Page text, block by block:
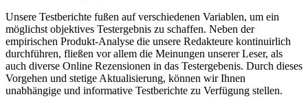
Unsere Testberichte fußen auf verschiedenen Variablen, um ein
möglichst objektives Testergebnis zu schaffen. Neben der
empirischen Produkt-Analyse die unsere Redakteure kontinuirlich
durchführen, fließen vor allem die Meinungen unserer Leser, als
auch diverse Online Rezensionen in das Testergebenis. Durch dieses
Vorgehen und stetige Aktualisierung, können wir Ihnen
unabhängige und informative Testberichte zu Verfügung stellen.